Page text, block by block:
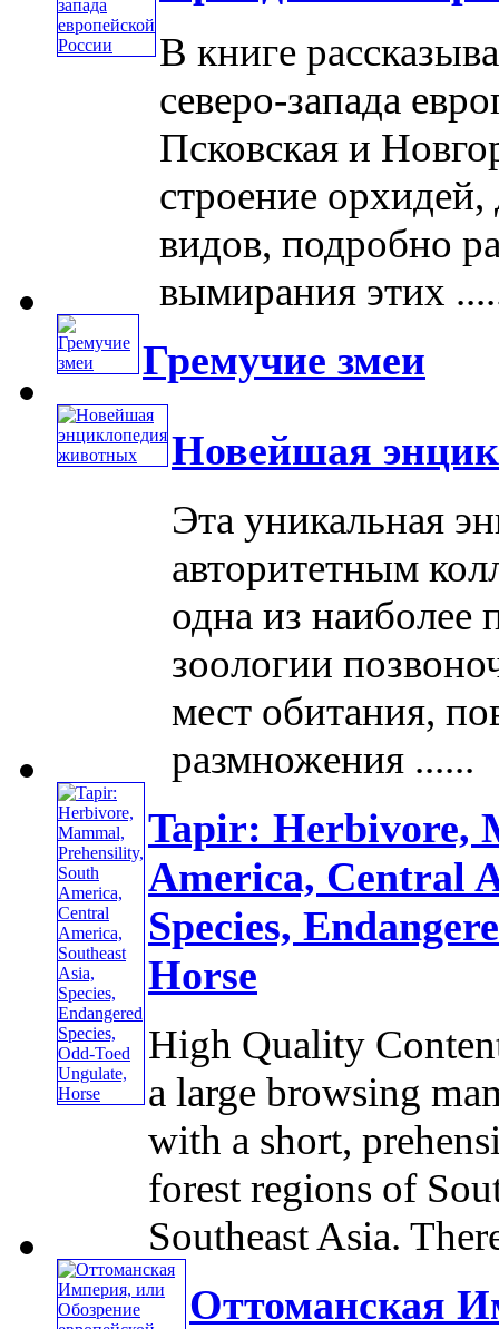
В книге
северо-запада
Псковская и
строение
видов, подробно
вымирания этих
Гремучие змеи
Новейшая
Эта уникальная
авторитетным
одна из наиболее
зоологии
мест обитания,
размножения ......
Tapir: Herbivore,
America, Central
Species,
Horse
High Quality
a large browsing
with a short,
forest regions of
Southeast Asia.
Оттоманская